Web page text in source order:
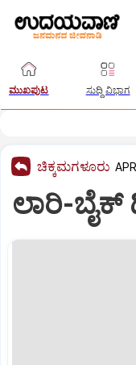
ಮುಖಪುಟ ಸುದ್ದಿ ವಿಭಾಗ
ಚಿಕ್ಕಮಗಳೂರು
ಲಾರಿ-ಬೈಕ್‌